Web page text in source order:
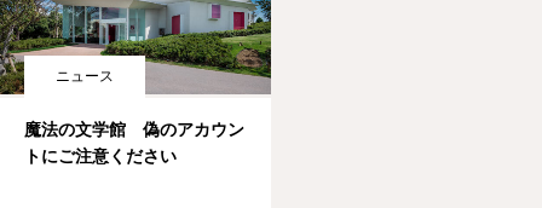
ニュース
魔法の文学館 偽のアカウン
トにご注意ください